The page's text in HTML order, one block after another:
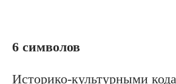
6 символов
Историко-культурными